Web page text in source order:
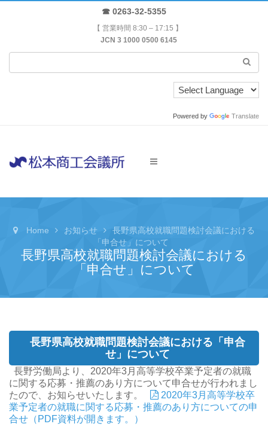
☎ 0263-32-5355
【 営業時間 8:30 – 17:15 】
JCN 3 1000 0500 6145
Powered by Translate
Home お知らせ
長野県高校就職問題検討会議における
「申合せ」について
長野県高校就職問題検討会議における
「申合せ」について
長野県高校就職問題検討会議における「申合
せ」について
長野労働局より、2020年3月高等学校卒業予定者の就職
に関する応募・推薦のあり方について申合せが行われまし
たので、お知らせいたします。
2020年3月高等学校卒
業予定者の就職に関する応募・推薦のあり方についての申
合せ（PDF資料が開きます。）